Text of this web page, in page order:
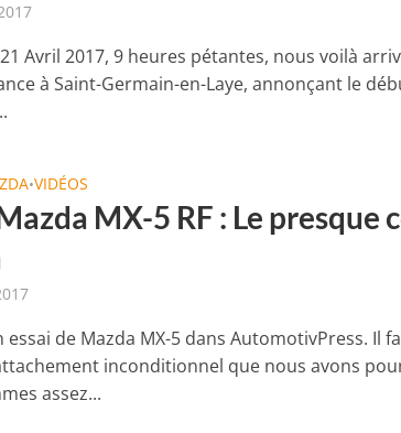
Avril 2017, 9 heures pétantes, nous voilà
à Saint-Germain-en-Laye, annonçant le
•VIDÉOS
MX-5 RF : Le presque
essai de Mazda MX-5 dans AutomotivPress. Il
inconditionnel que nous avons
assez...